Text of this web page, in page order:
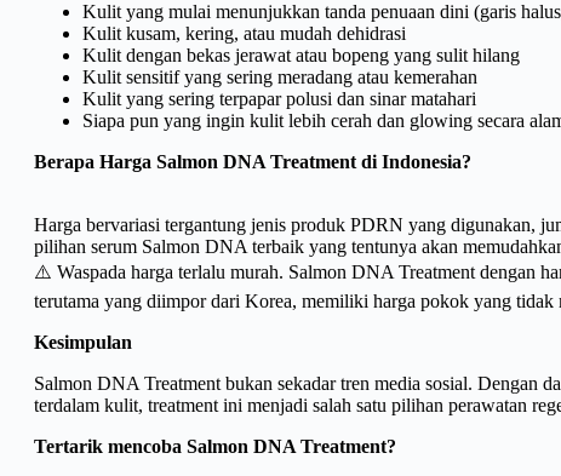
Kulit yang mulai menunjukkan tanda penuaan dini (garis
Kulit kusam, kering, atau mudah dehidrasi
Kulit dengan bekas jerawat atau bopeng yang sulit hilang
Kulit sensitif yang sering meradang atau kemerahan
Kulit yang sering terpapar polusi dan sinar matahari
Siapa pun yang ingin kulit lebih cerah dan glowing secara
Berapa Harga Salmon DNA Treatment di Indonesia?
Harga bervariasi tergantung jenis produk PDRN yang digunakan,
pilihan serum Salmon DNA terbaik yang tentunya akan
⚠️ Waspada harga terlalu murah. Salmon DNA Treatment dengan
terutama yang diimpor dari Korea, memiliki harga pokok yang
Kesimpulan
Salmon DNA Treatment bukan sekadar tren media sosial. Dengan
terdalam kulit, treatment ini menjadi salah satu pilihan perawatan
Tertarik mencoba Salmon DNA Treatment?